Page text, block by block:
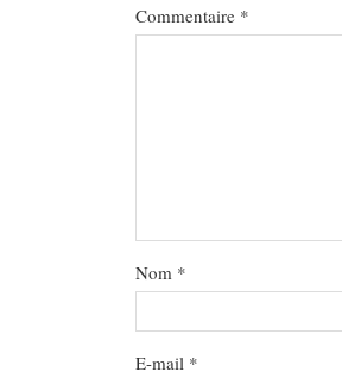
Commentaire *
Nom *
E-mail *